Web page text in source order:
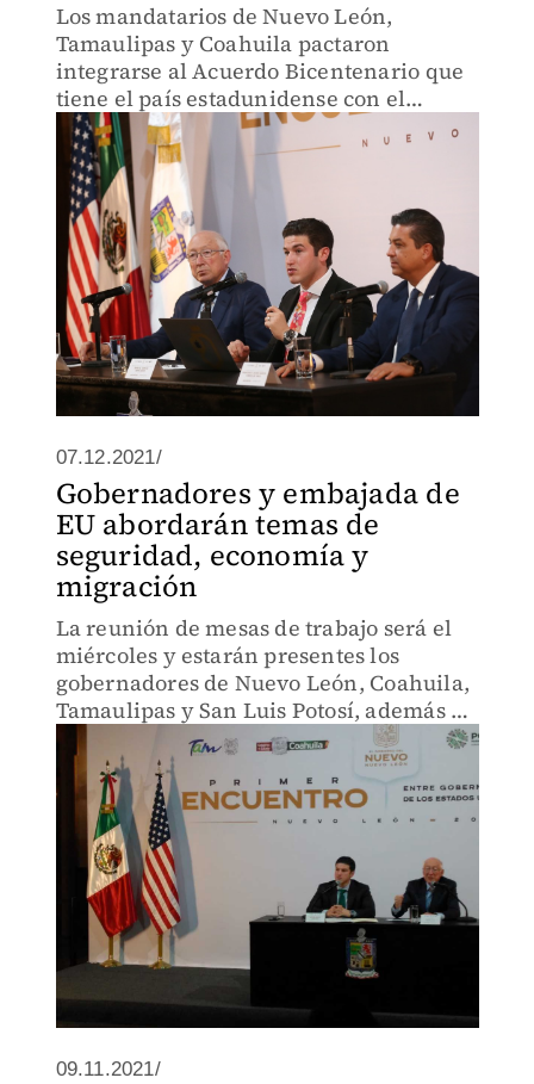
Los mandatarios de Nuevo León,
Tamaulipas y Coahuila pactaron
integrarse al Acuerdo Bicentenario que
tiene el país estadunidense con el
gobierno federal para una mejor
coordinación.
07.12.2021/
Gobernadores y embajada de
EU abordarán temas de
seguridad, economía y
migración
La reunión de mesas de trabajo será el
miércoles y estarán presentes los
gobernadores de Nuevo León, Coahuila,
Tamaulipas y San Luis Potosí, además de
Ken Salazar, embajador de Estados
Unidos en México.
09.11.2021/